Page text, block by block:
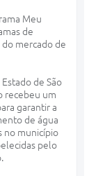
Meu
de
mercado de
de São
recebeu um
garantir a
de água
no município
pelo